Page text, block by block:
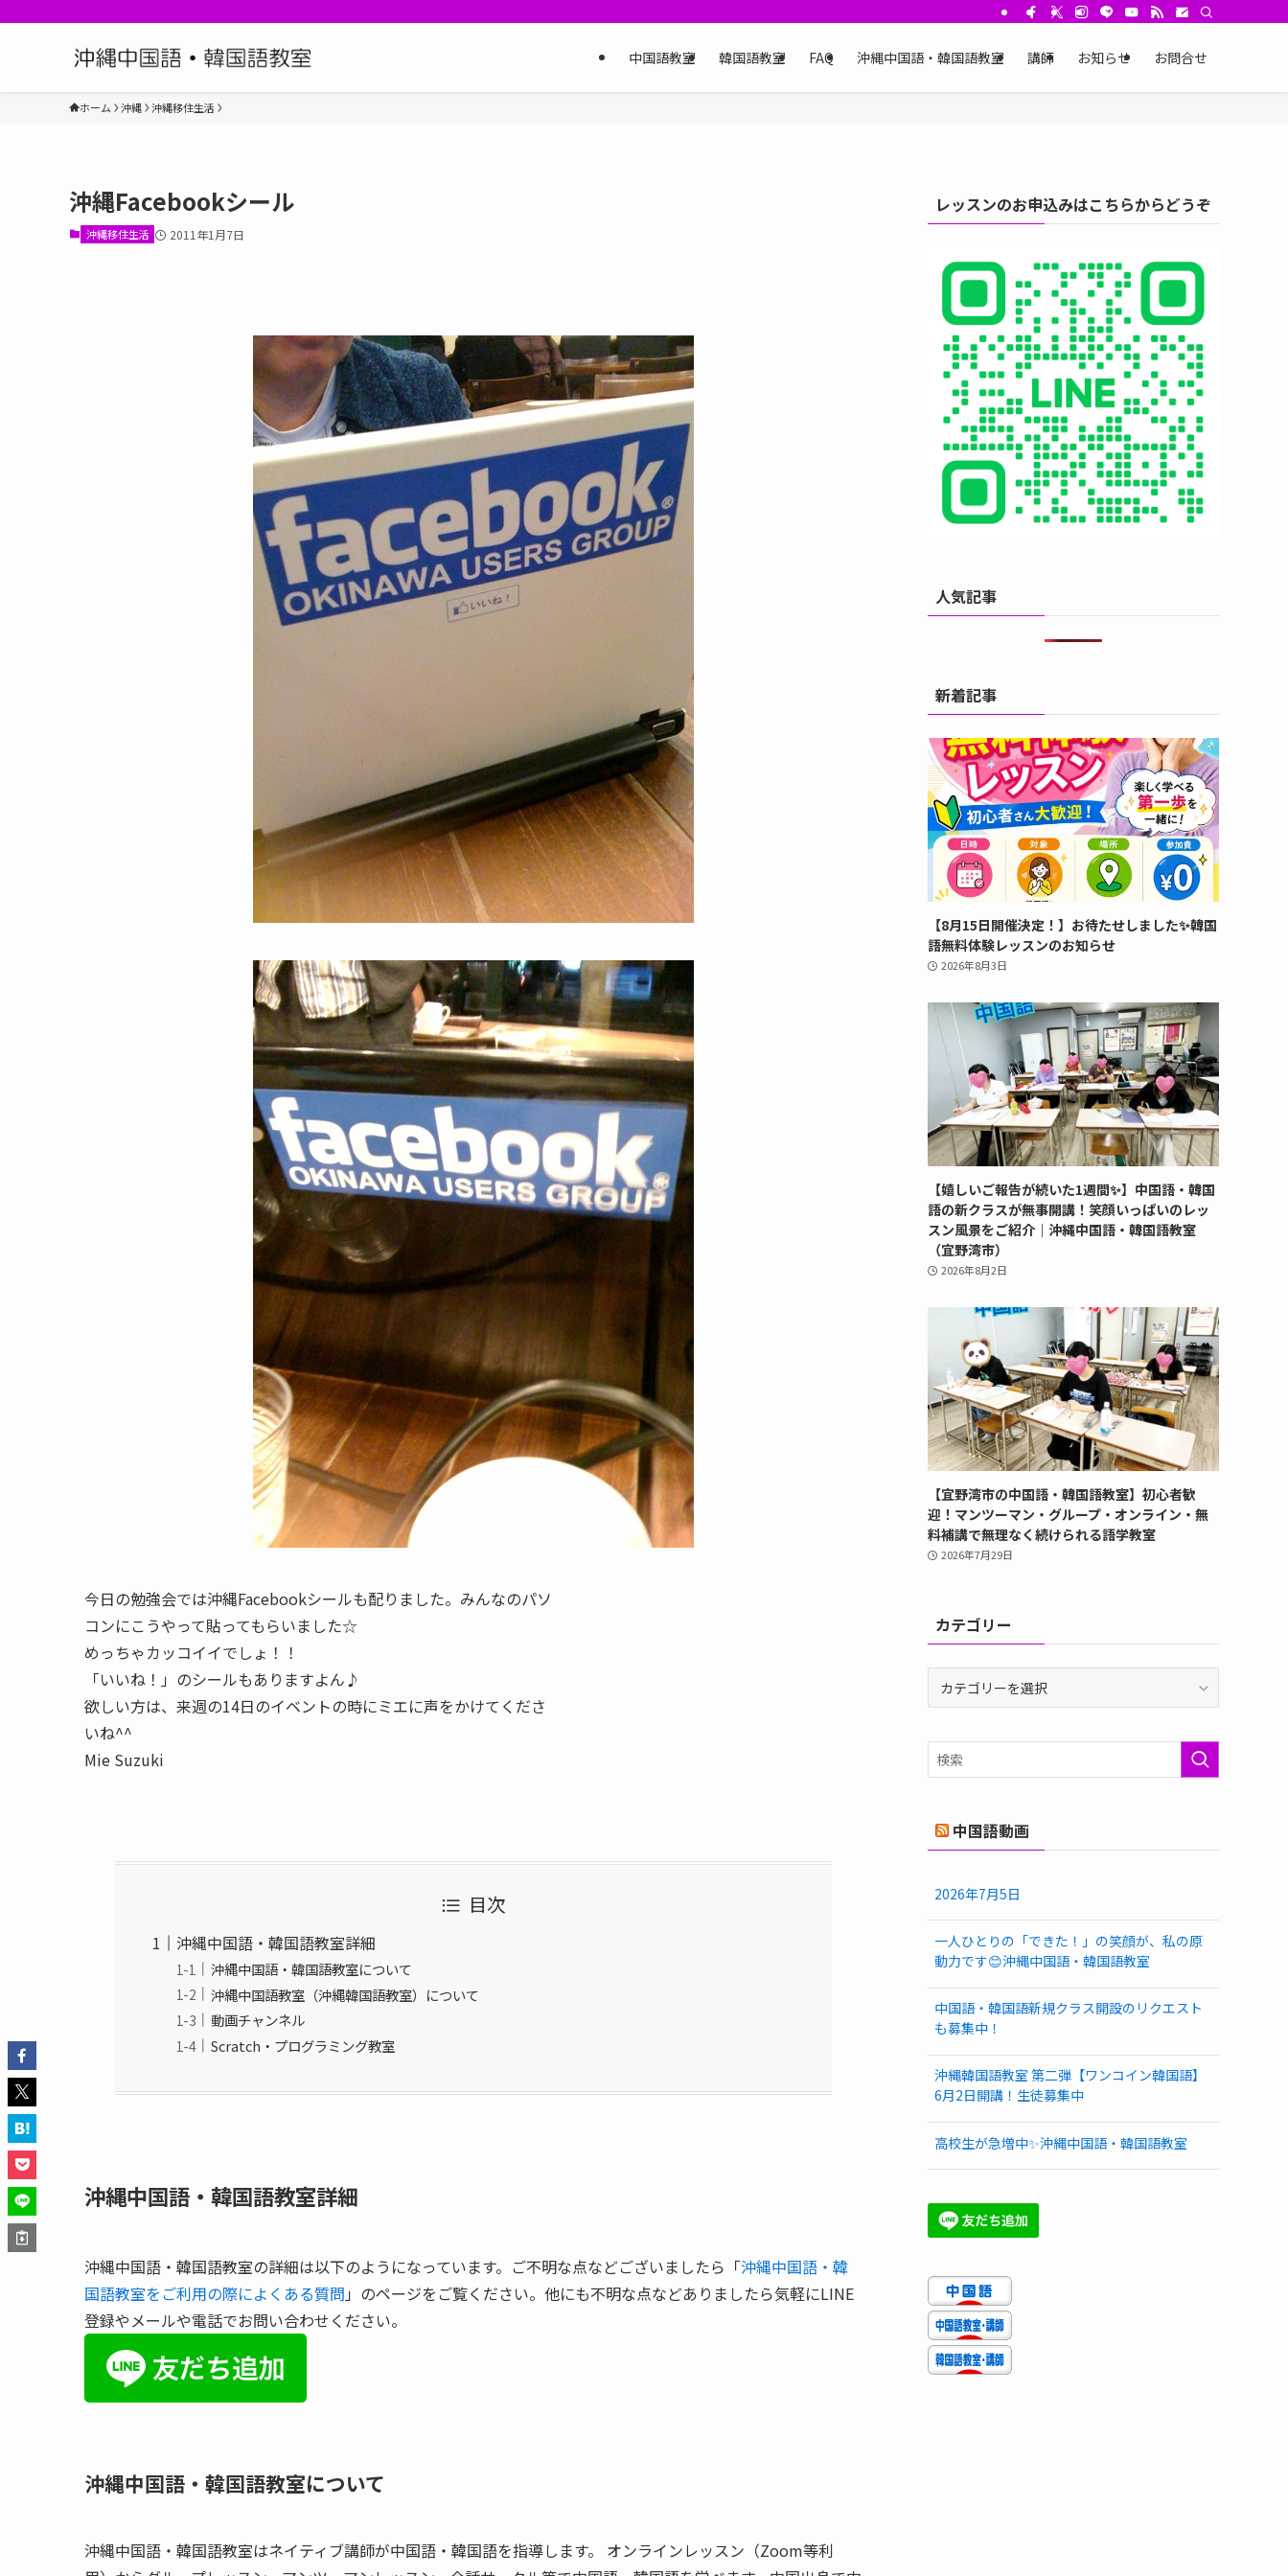
中国語教室 韓国語教室 FAQ 沖縄中国語・韓国語教室 講師 お知らせ お問合せ
ホーム 沖縄 沖縄移住生活
沖縄Facebookシール
沖縄移住生活 2011年1月7日
今日の勉強会では沖縄Facebookシールも配りました。みんなのパソ
コンにこうやって貼ってもらいました☆
めっちゃカッコイイでしょ！！
「いいね！」のシールもありますよん♪
欲しい方は、来週の14日のイベントの時にミエに声をかけてくださ
いね^^
Mie Suzuki
目次
沖縄中国語・韓国語教室詳細
沖縄中国語・韓国語教室について
沖縄中国語教室（沖縄韓国語教室）について
動画チャンネル
Scratch・プログラミング教室
沖縄中国語・韓国語教室詳細
沖縄中国語・韓国語教室の詳細は以下のようになっています。ご不明な点などございましたら「沖縄中国語・韓
国語教室をご利用の際によくある質問 」のページをご覧ください。他にも不明な点などありましたら気軽にLINE
登録やメールや電話でお問い合わせください。
沖縄中国語・韓国語教室について
沖縄中国語・韓国語教室はネイティブ講師が中国語・韓国語を指導します。 オンラインレッスン（Zoom等利
レッスンのお申込みはこちらからどうぞ
人気記事
新着記事
【8月15日開催決定！】お待たせしました✨韓国
語無料体験レッスンのお知らせ
2026年8月3日
【嬉しいご報告が続いた1週間✨】中国語・韓国
語の新クラスが無事開講！笑顔いっぱいのレッ
スン風景をご紹介｜沖縄中国語・韓国語教室
（宜野湾市）
2026年8月2日
【宜野湾市の中国語・韓国語教室】初心者歓
迎！マンツーマン・グループ・オンライン・無
料補講で無理なく続けられる語学教室
2026年7月29日
カテゴリー
リ
ー
中国語動画
2026年7月5日
一人ひとりの「できた！」の笑顔が、私の原
動力です😊沖縄中国語・韓国語教室
中国語・韓国語新規クラス開設のリクエスト
も募集中！
沖縄韓国語教室 第二弾【ワンコイン韓国語】
6月2日開講！生徒募集中
高校生が急増中✨沖縄中国語・韓国語教室